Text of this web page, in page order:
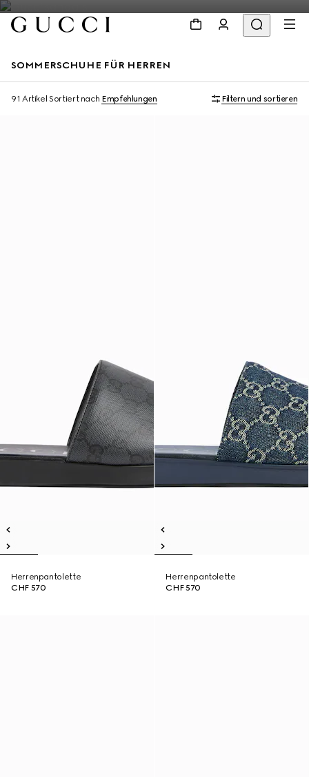
SOMMERSCHUHE FÜR HERREN
91 Artikel Sortiert nach Empfehlungen Filtern und sortieren
Herrenpantolette
CHF 570
Herrenpantolette
CHF 570